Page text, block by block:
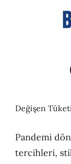
Değişen
Pandemi
tercihleri,